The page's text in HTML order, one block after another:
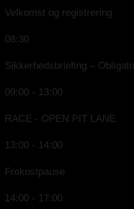
Velkomst og registrering
08:30
Sikkerhedsbriefing –
09:00 - 13:00
RACE - OPEN PIT LANE
13:00 - 14:00
Frokostpause
14:00 - 17:00